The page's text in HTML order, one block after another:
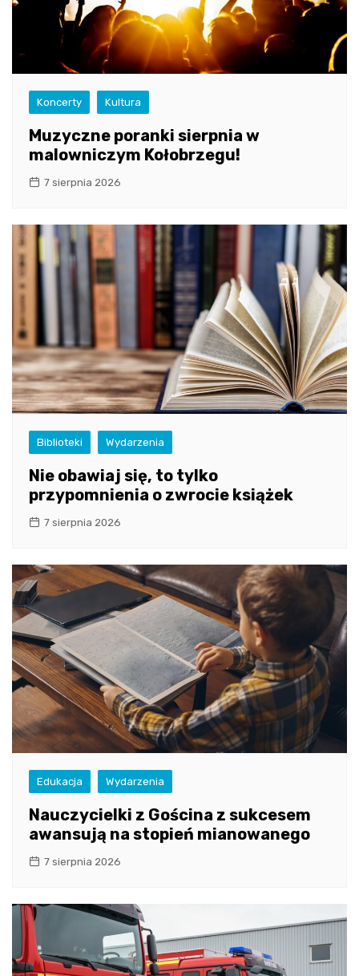
Koncerty Kultura
Muzyczne poranki sierpnia w
malowniczym Kołobrzegu!
7 sierpnia 2026
Biblioteki Wydarzenia
Nie obawiaj się, to tylko
przypomnienia o zwrocie książek
7 sierpnia 2026
Edukacja Wydarzenia
Nauczycielki z Gościna z sukcesem
awansują na stopień mianowanego
7 sierpnia 2026